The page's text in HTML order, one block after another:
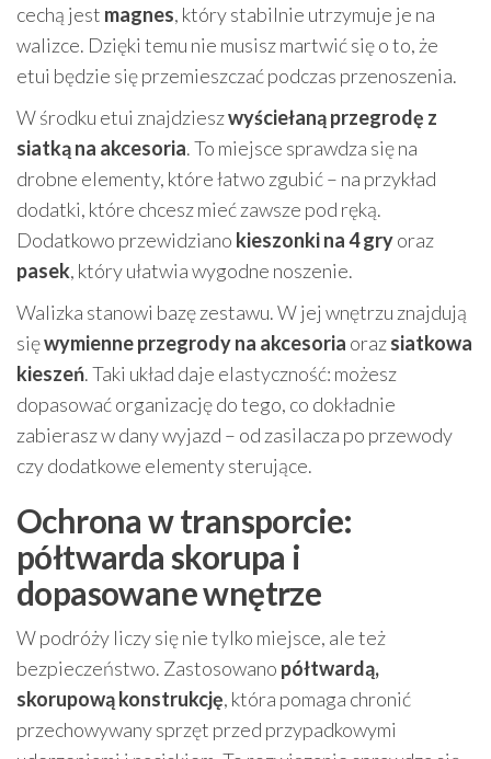
cechą jest magnes, który stabilnie utrzymuje je na
walizce. Dzięki temu nie musisz martwić się o to, że
etui będzie się przemieszczać podczas przenoszenia.
W środku etui znajdzieszwyściełaną przegrodę z
siatką na akcesoria. To miejsce sprawdza się na
drobne elementy, które łatwo zgubić – na przykład
dodatki, które chcesz mieć zawsze pod ręką.
Dodatkowo przewidziano kieszonki na 4 gryoraz
pasek, który ułatwia wygodne noszenie.
Walizka stanowi bazę zestawu. W jej wnętrzu znajdują
sięwymienne przegrody na akcesoria orazsiatkowa
kieszeń. Taki układ daje elastyczność: możesz
dopasować organizację do tego, co dokładnie
zabierasz w dany wyjazd – od zasilacza po przewody
czy dodatkowe elementy sterujące.
Ochrona w transporcie:
półtwarda skorupa i
dopasowane wnętrze
W podróży liczy się nie tylko miejsce, ale też
bezpieczeństwo. Zastosowano półtwardą,
skorupową konstrukcję, która pomaga chronić
przechowywany sprzęt przed przypadkowymi